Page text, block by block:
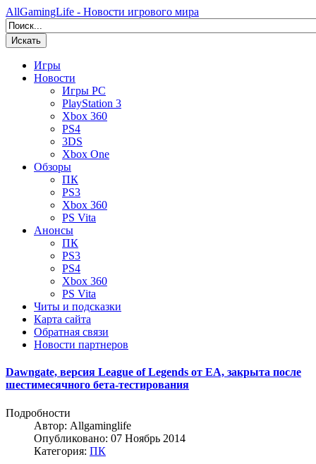
AllGamingLife - Новости игрового мира
Искать
Игры
Новости
Игры PC
PlayStation 3
Xbox 360
PS4
3DS
Xbox One
Обзоры
ПК
PS3
Xbox 360
PS Vita
Анонсы
ПК
PS3
PS4
Xbox 360
PS Vita
Читы и подсказки
Карта сайта
Обратная связи
Новости партнеров
Dawngate, версия League of Legends от EA, закрыта после
шестимесячного бета-тестирования
Подробности
Автор: Allgaminglife
Опубликовано: 07 Ноябрь 2014
Категория: ПК